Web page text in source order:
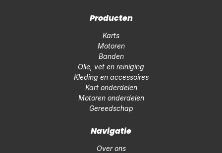
Producten
Karts
Motoren
Banden
Olie, vet en reiniging
Kleding en accessoires
Kart onderdelen
Motoren onderdelen
Gereedschap
Navigatie
Over ons